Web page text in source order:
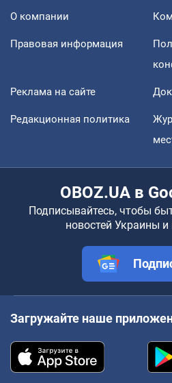
О компании
Правовая информация
Реклама на сайте
Редакционная политика
OBOZ.UA в
Подписывайтесь, чтобы
новостей Украины и
Загружайте наше